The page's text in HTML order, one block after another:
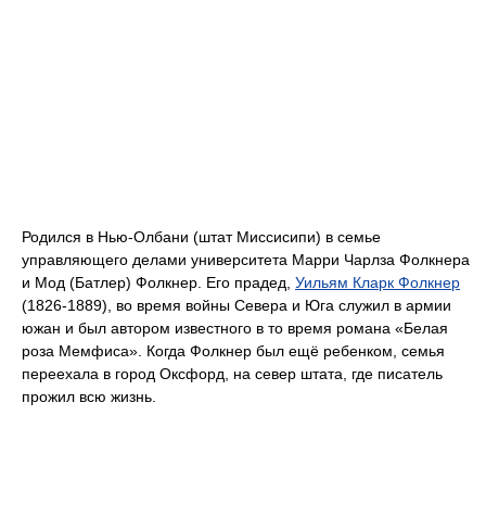
Родился в Нью-Олбани (штат Миссисипи) в семье
управляющего делами университета Марри Чарлза Фолкнера
и Мод (Батлер) Фолкнер. Его прадед, Уильям Кларк Фолкнер
(1826-1889), во время войны Севера и Юга служил в армии
южан и был автором известного в то время романа «Белая
роза Мемфиса». Когда Фолкнер был ещё ребенком, семья
переехала в город Оксфорд, на север штата, где писатель
прожил всю жизнь.